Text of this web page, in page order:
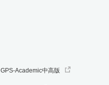
GPS-Academic中高版